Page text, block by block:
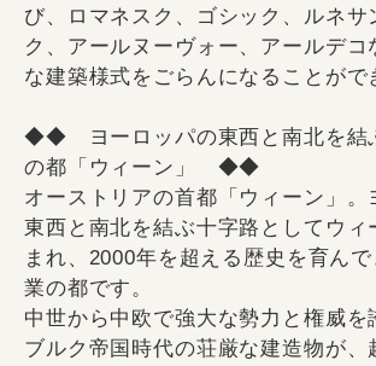
び、ロマネスク、ゴシック、ルネサ
ク、アールヌーヴォー、アールデコ
な建築様式をごらんになることがで
◆◆ ヨーロッパの東西と南北を結
の都「ウィーン」 ◆◆
オーストリアの首都「ウィーン」。
東西と南北を結ぶ十字路としてウィ
まれ、2000年を超える歴史を育ん
業の都です。
中世から中欧で強大な勢力と権威を
ブルク帝国時代の荘厳な建造物が、